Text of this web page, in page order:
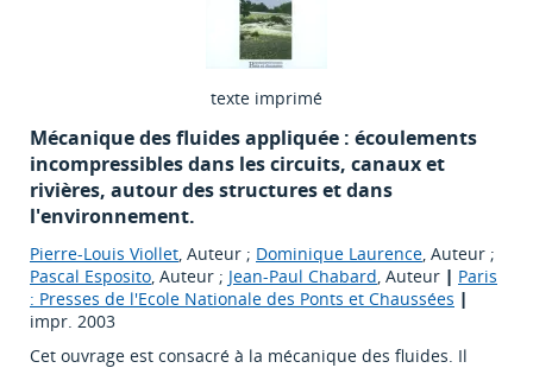
texte imprimé
Mécanique des fluides appliquée : écoulements
incompressibles dans les circuits, canaux et
rivières, autour des structures et dans
l'environnement.
Pierre-Louis Viollet, Auteur ; Dominique Laurence, Auteur ;
Pascal Esposito, Auteur ; Jean-Paul Chabard, Auteur | Paris
: Presses de l'Ecole Nationale des Ponts et Chaussées |
impr. 2003
Cet ouvrage est consacré à la mécanique des fluides. Il